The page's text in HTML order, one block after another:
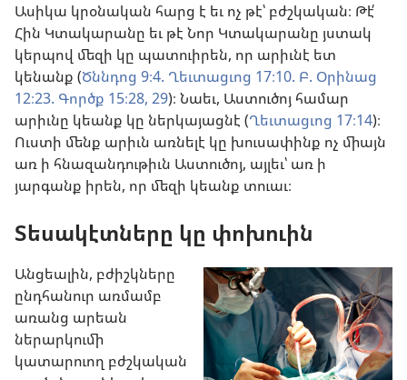
Ասիկա կրօնական հարց է եւ ոչ թէ՝ բժշկական։ Թէ՛
Հին Կտակարանը եւ թէ Նոր Կտակարանը յստակ
կերպով մեզի կը պատուիրեն, որ արիւնէ ետ
կենանք (Ծննդոց 9։4. Ղեւտացւոց 17։10. Բ. Օրինաց
12։23. Գործք 15։28, 29)։ Նաեւ, Աստուծոյ համար
արիւնը կեանք կը ներկայացնէ (Ղեւտացւոց 17։14)։
Ուստի մենք արիւն առնելէ կը խուսափինք ոչ միայն
առ ի հնազանդութիւն Աստուծոյ, այլեւ՝ առ ի
յարգանք իրեն, որ մեզի կեանք տուաւ։
Տեսակէտները կը փոխուին
Անցեալին, բժիշկները
ընդհանուր առմամբ
առանց արեան
ներարկումի
կատարուող բժշկական